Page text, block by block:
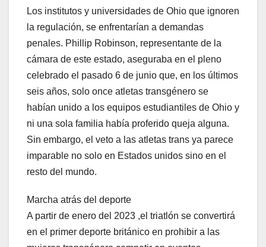
Los institutos y universidades de Ohio que ignoren
la regulación, se enfrentarían a demandas
penales. Phillip Robinson, representante de la
cámara de este estado, aseguraba en el pleno
celebrado el pasado 6 de junio que, en los últimos
seis años, solo once atletas transgénero se
habían unido a los equipos estudiantiles de Ohio y
ni una sola familia había proferido queja alguna.
Sin embargo, el veto a las atletas trans ya parece
imparable no solo en Estados unidos sino en el
resto del mundo.
Marcha atrás del deporte
A partir de enero del 2023 ,el triatlón se convertirá
en el primer deporte británico en prohibir a las